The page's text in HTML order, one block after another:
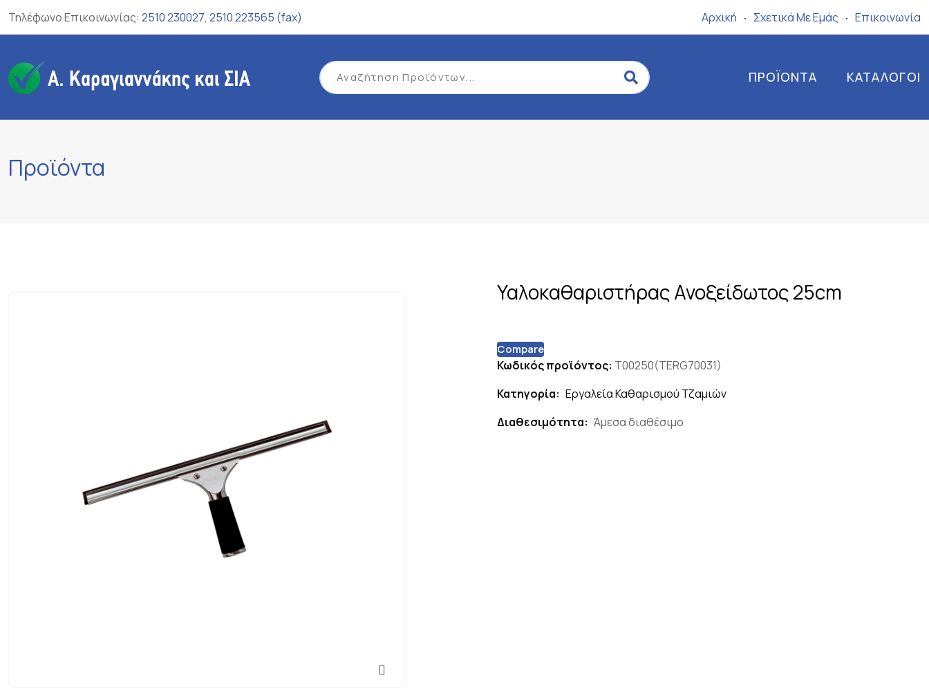
Τηλέφωνο Επικοινωνίας: 2510 230027, 2510 223565 (fax) Αρχική Σχετικά Mε Eμάς Επικοινωνία
ΠΡΟΪΌΝΤΑ ΚΑΤΆΛΟΓΟΙ
Προϊόντα
Υαλοκαθαριστήρας Ανοξείδωτος 25cm
Compare
Κωδικός προϊόντος: T00250(TERG70031)
Κατηγορία: Εργαλεία Καθαρισμού Τζαμιών
Διαθεσιμότητα: Άμεσα διαθέσιμο